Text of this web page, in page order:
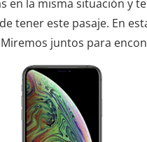
en la misma situación y
tener este pasaje. En
Miremos juntos para